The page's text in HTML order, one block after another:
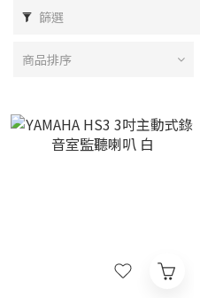
篩選
商品排序